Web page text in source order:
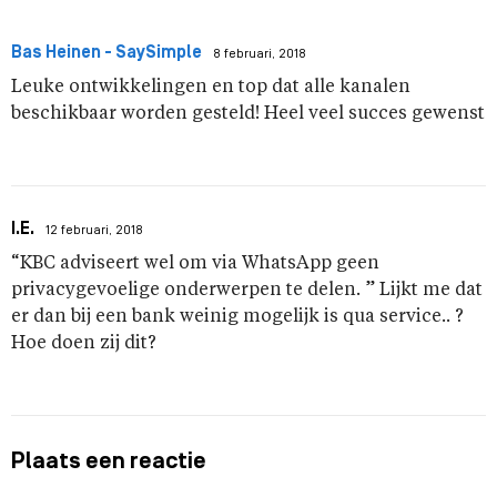
Bas Heinen - SaySimple 8 februari, 2018
Leuke ontwikkelingen en top dat alle kanalen
beschikbaar worden gesteld! Heel veel succes gewenst
I.E. 12 februari, 2018
“KBC adviseert wel om via WhatsApp geen
privacygevoelige onderwerpen te delen. ” Lijkt me dat
er dan bij een bank weinig mogelijk is qua service.. ?
Hoe doen zij dit?
Plaats een reactie